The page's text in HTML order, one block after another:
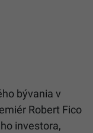
bývania v
Robert Fico
investora,